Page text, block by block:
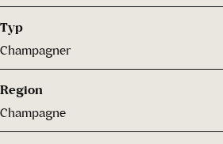
Typ
Champagner
Region
Champagne